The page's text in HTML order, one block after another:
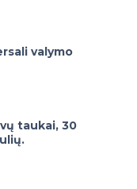
valymo
taukai, 30